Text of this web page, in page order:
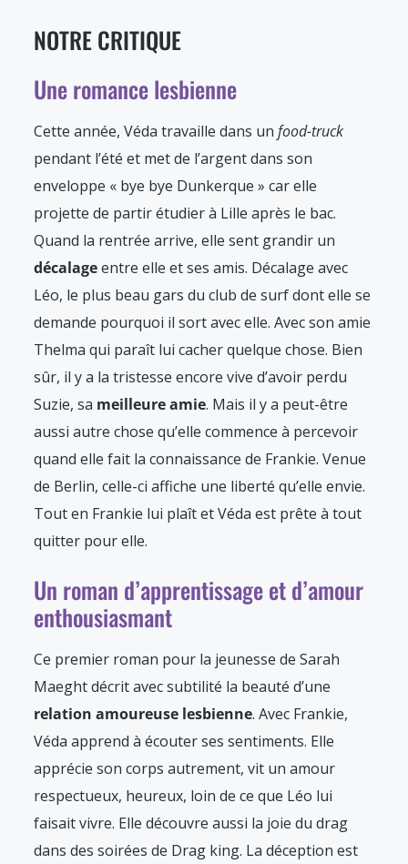
NOTRE CRITIQUE
Une romance lesbienne
Cette année, Véda travaille dans un food-truck
pendant l’été et met de l’argent dans son
enveloppe « bye bye Dunkerque » car elle
projette de partir étudier à Lille après le bac.
Quand la rentrée arrive, elle sent grandir un
décalageentre elle et ses amis. Décalage avec
Léo, le plus beau gars du club de surf dont elle se
demande pourquoi il sort avec elle. Avec son amie
Thelma qui paraît lui cacher quelque chose. Bien
sûr, il y a la tristesse encore vive d’avoir perdu
Suzie, sa meilleure amie. Mais il y a peut-être
aussi autre chose qu’elle commence à percevoir
quand elle fait la connaissance de Frankie. Venue
de Berlin, celle-ci affiche une liberté qu’elle envie.
Tout en Frankie lui plaît et Véda est prête à tout
quitter pour elle.
Un roman d’apprentissage et d’amour
enthousiasmant
Ce premier roman pour la jeunesse de Sarah
Maeght décrit avec subtilité la beauté d’une
relation amoureuse lesbienne. Avec Frankie,
Véda apprend à écouter ses sentiments. Elle
apprécie son corps autrement, vit un amour
respectueux, heureux, loin de ce que Léo lui
faisait vivre. Elle découvre aussi la joie du drag
dans des soirées de Drag king. La déception est